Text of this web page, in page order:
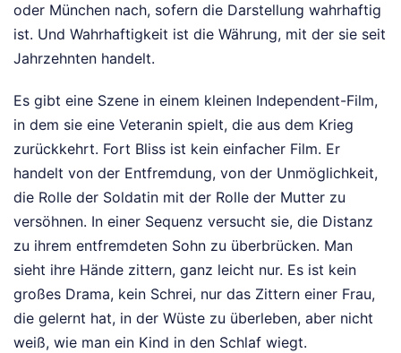
oder München nach, sofern die Darstellung wahrhaftig
ist. Und Wahrhaftigkeit ist die Währung, mit der sie seit
Jahrzehnten handelt.
Es gibt eine Szene in einem kleinen Independent-Film,
in dem sie eine Veteranin spielt, die aus dem Krieg
zurückkehrt. Fort Bliss ist kein einfacher Film. Er
handelt von der Entfremdung, von der Unmöglichkeit,
die Rolle der Soldatin mit der Rolle der Mutter zu
versöhnen. In einer Sequenz versucht sie, die Distanz
zu ihrem entfremdeten Sohn zu überbrücken. Man
sieht ihre Hände zittern, ganz leicht nur. Es ist kein
großes Drama, kein Schrei, nur das Zittern einer Frau,
die gelernt hat, in der Wüste zu überleben, aber nicht
weiß, wie man ein Kind in den Schlaf wiegt.